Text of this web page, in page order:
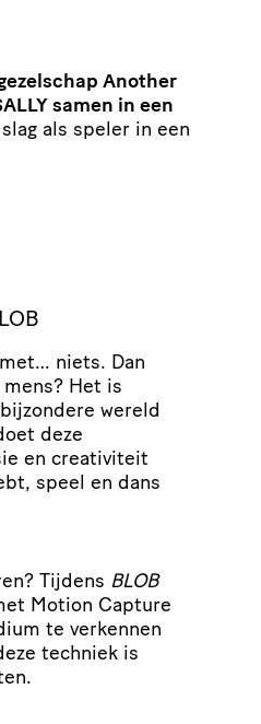
Another
samen in een
als speler in een
niets. Dan
Het is
wereld
deze
en creativiteit
speel en dans
Tijdens BLOB
Motion Capture
te verkennen
techniek is